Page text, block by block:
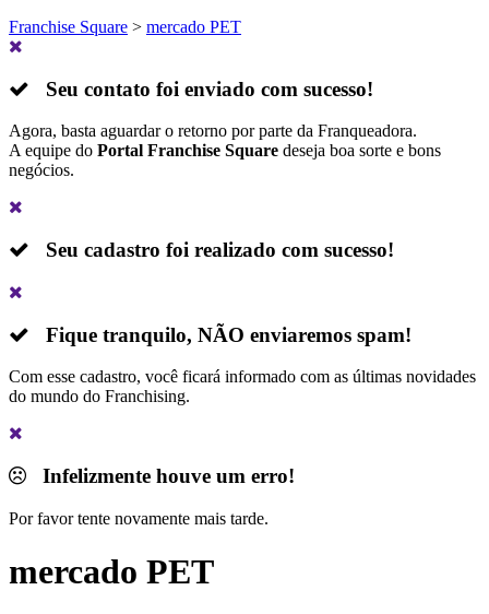
Franchise Square > mercado PET
Seu contato foi enviado com sucesso!
Agora, basta aguardar o retorno por parte da Franqueadora.
A equipe do Portal Franchise Square deseja boa sorte e bons
negócios.
Seu cadastro foi realizado com sucesso!
Fique tranquilo, NÃO enviaremos spam!
Com esse cadastro, você ficará informado com as últimas novidades
do mundo do Franchising.
Infelizmente houve um erro!
Por favor tente novamente mais tarde.
mercado PET